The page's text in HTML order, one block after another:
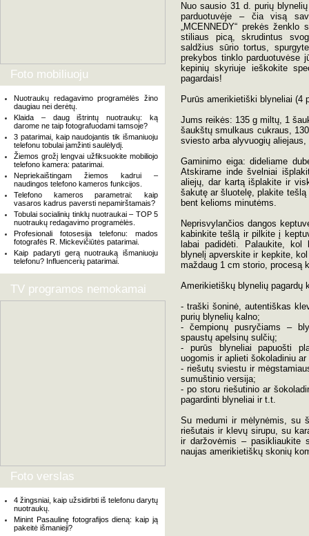
Foto mobiliuoju
Nuotraukų redagavimo programėlės žino
daugiau nei derėtų.
Klaida – daug ištrintų nuotraukų: ką
darome ne taip fotografuodami tamsoje?
3 patarimai, kaip naudojantis tik išmaniuoju
telefonu tobulai įamžinti saulėlydį.
Žiemos grožį lengvai užfiksuokite mobiliojo
telefono kamera: patarimai.
Nepriekaištingam žiemos kadrui –
naudingos telefono kameros funkcijos.
Telefono kameros parametrai: kaip
vasaros kadrus paversti nepamirštamais?
Tobulai socialinių tinklų nuotraukai – TOP 5
nuotraukų redagavimo programėlės.
Profesionali fotosesija telefonu: mados
fotografės R. Mickevičiūtės patarimai.
Kaip padaryti gerą nuotrauką išmaniuoju
telefonu? Influencerių patarimai.
TV programos nemokamai
Foto verslas
4 žingsniai, kaip užsidirbti iš telefonu darytų
nuotraukų.
Minint Pasaulinę fotografijos dieną: kaip ją
pakeitė išmanieji?
Nuo sausio 31 d. purių
parduotuvėje – čia visą
„MCENNEDY“ prekės ženklo
stiliaus picą, skrudintus
saldžius sūrio tortus,
prekybos tinklo parduotuvėse
kepinių skyriuje ieškokite
pagardais!
Purūs amerikietiški blyneliai (4
Jums reikės: 135 g miltų, 1
šaukštų smulkaus cukraus,
sviesto arba alyvuogių
Gaminimo eiga: dideliame
Atskirame inde švelniai
aliejų, dar kartą išplakite ir
šakutę ar šluotelę, plakite
bent kelioms minutėms.
Neprisvylančios dangos
kabinkite tešlą ir pilkite į
labai padidėti. Palaukite, kol
blynelį apverskite ir kepkite,
maždaug 1 cm storio, procesą
Amerikietiškų blynelių pagardų
- traški šoninė, autentiškas
purių blynelių kalno;
- čempionų pusryčiams –
spaustų apelsinų sulčių;
- purūs blyneliai papuošti
uogomis ir aplieti šokoladiniu
- riešutų sviestu ir
sumuštinio versija;
- po storu riešutinio ar
pagardinti blyneliai ir t.t.
Su medumi ir mėlynėmis, su
riešutais ir klevų sirupu, su
ir daržovėmis – pasikliaukite
naujas amerikietiškų skonių